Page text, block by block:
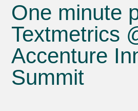
One minute
Textmetrics
Accenture
Summit